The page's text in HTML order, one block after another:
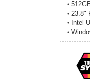
•
• 23.8"
• Intel
•